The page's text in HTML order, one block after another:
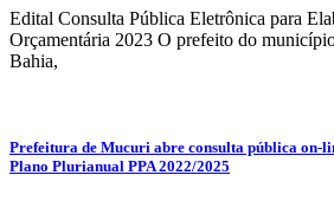
Edital Consulta Pública Eletrônica para
Orçamentária 2023 O prefeito do
Bahia,
Prefeitura de Mucuri abre consulta pública on-
Plano Plurianual PPA 2022/2025